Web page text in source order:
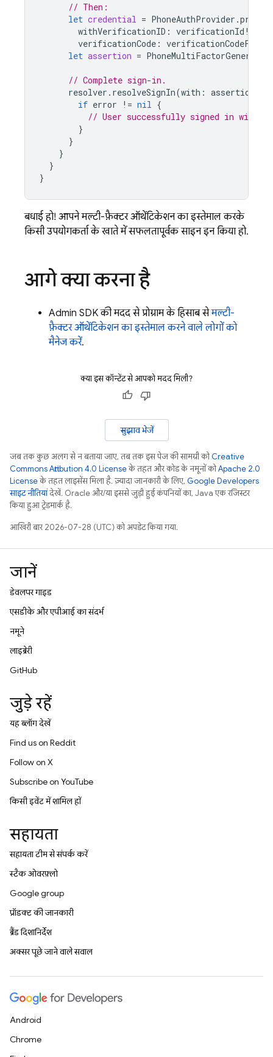
// Then:
let credential = PhoneAuthProvider .
withVerificationID : verificationId !,
verificationCode :
let assertion = PhoneMultiFactorGenerator
// Complete sign-in.
resolver . resolveSignIn(with : assertion
if error != nil {
// User successfully signed in with
}
}
}
}
}
बधाई हो! आपने मल्टी-फ़ैक्टर ऑथेंटिकेशन का इस्तेमाल करके,
किसी उपयोगकर्ता के खाते में सफलतापूर्वक साइन इन किया हो.
आगे क्या करना है
Admin SDKकी मदद से, प्रोग्राम के हिसाब सेमल्टी-
फ़ैक्टर ऑथेंटिकेशन का इस्तेमाल करने वाले लोगों को
मैनेज करें.
क्या इस कॉन्टेंट से आपको मदद मिली?
सुझाव भेजें
जब तक कुछ अलग से न बताया जाए, तब तक इस पेज की सामग्री कोCreative
Commons Attribution 4.0 Licenseके तहत और कोड के नमूनों कोApache 2.0
Licenseके तहत लाइसेंस मिला है. ज़्यादा जानकारी के लिए, Google Developers
साइट नीतियांदेखें. Oracle और/या इससे जुड़ी हुई कंपनियों का, Java एक रजिस्टर
किया हुआ ट्रेडमार्क है.
आखिरी बार 2026-07-28 (UTC) को अपडेट किया गया.
जानें
डेवलपर गाइड
एसडीके और एपीआई का संदर्भ
नमूने
लाइब्रेरी
GitHub
जुड़े रहें
यह ब्लॉग देखें
Find us on Reddit
Follow on X
Subscribe on YouTube
किसी इवेंट में शामिल हों
सहायता
सहायता टीम से संपर्क करें
स्टैक ओवरफ़्लो
Google group
प्रॉडक्ट की जानकारी
ब्रैंड दिशानिर्देश
अक्सर पूछे जाने वाले सवाल
Android
Chrome